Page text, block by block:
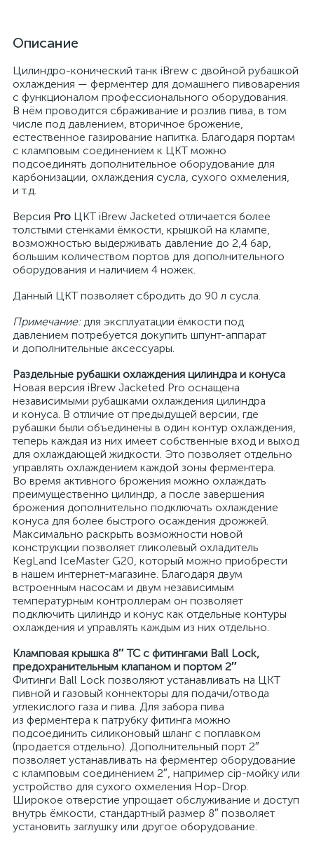
Описание
Цилиндро-конический танк iBrew с двойной рубашкой
охлаждения — ферментер для домашнего пивоварения
с функционалом профессионального оборудования.
В нём проводится сбраживание и розлив пива, в том
числе под давлением, вторичное брожение,
естественное газирование напитка. Благодаря портам
с кламповым соединением к ЦКТ можно
подсоединять дополнительное оборудование для
карбонизации, охлаждения сусла, сухого охмеления,
и т.д.
Версия Pro ЦКТ iBrew Jacketed отличается более
толстыми стенками ёмкости, крышкой на клампе,
возможностью выдерживать давление до 2,4 бар,
большим количеством портов для дополнительного
оборудования и наличием 4 ножек.
Данный ЦКТ позволяет сбродить до 90 л сусла.
Примечание:для эксплуатации ёмкости под
давлением потребуется докупить шпунт-аппарат
и дополнительные аксессуары.
Раздельные рубашки охлаждения цилиндра и конуса
Новая версия iBrew Jacketed Pro оснащена
независимыми рубашками охлаждения цилиндра
и конуса. В отличие от предыдущей версии, где
рубашки были объединены в один контур охлаждения,
теперь каждая из них имеет собственные вход и выход
для охлаждающей жидкости. Это позволяет отдельно
управлять охлаждением каждой зоны ферментера.
Во время активного брожения можно охлаждать
преимущественно цилиндр, а после завершения
брожения дополнительно подключать охлаждение
конуса для более быстрого осаждения дрожжей.
Максимально раскрыть возможности новой
конструкции позволяет гликолевый охладитель
KegLand IceMaster G20, который можно приобрести
в нашем интернет-магазине. Благодаря двум
встроенным насосам и двум независимым
температурным контроллерам он позволяет
подключить цилиндр и конус как отдельные контуры
охлаждения и управлять каждым из них отдельно.
Кламповая крышка 8″ TC с фитингами Ball Lock,
предохранительным клапаном и портом 2″
Фитинги Ball Lock позволяют устанавливать на ЦКТ
пивной и газовый коннекторы для подачи/отвода
углекислого газа и пива. Для забора пива
из ферментера к патрубку фитинга можно
подсоединить силиконовый шланг с поплавком
(продается отдельно). Дополнительный порт 2″
позволяет устанавливать на ферментер оборудование
с кламповым соединением 2″, например cip-мойку или
устройство для сухого охмеления Hop-Drop.
Широкое отверстие упрощает обслуживание и доступ
внутрь ёмкости, стандартный размер 8″ позволяет
установить заглушку или другое оборудование.